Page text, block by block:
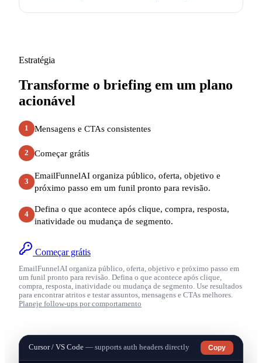
Estratégia
Transforme o briefing em um plano
acionável
1 Mensagens e CTAs consistentes
2 Começar grátis
3
EmailFunnelAI organiza público, oferta, objetivo e
próximo passo em um funil pronto para revisão.
4
Defina o que acontece após clique, compra, resposta,
inatividade ou mudança de segmento.
Começar grátis
EmailFunnelAI organiza público, oferta, objetivo e próximo passo em
um funil pronto para revisão. Defina o que acontece após clique,
compra, resposta, inatividade ou mudança de segmento. Use resultados
para encontrar atritos e testar assuntos, mensagens e CTAs melhores.
Planeje follow-ups por comportamento
Cursor / VS Code — supports auth headers directly Copy